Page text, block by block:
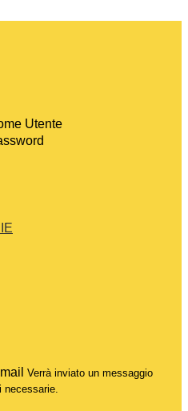
Utente
Verrà inviato un messaggio
necessarie.